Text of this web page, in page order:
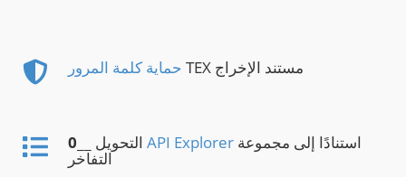
حماية كلمة المرور TEX مستند الإخراج
0 API Explorer
التفاخر